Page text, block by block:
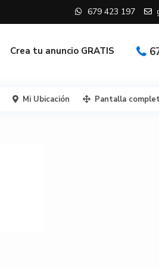
679 423 197
Crea tu anuncio GRATIS
Mi Ubicación Pantalla